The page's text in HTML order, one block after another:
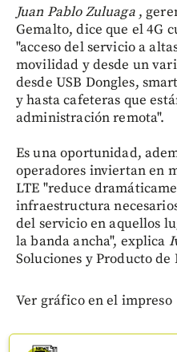
Juan Pablo Zuluaga,
Gemalto, dice que el 4G
"acceso del servicio a
movilidad y desde un
desde USB Dongles,
y hasta cafeteras que
administración remota".
Es una oportunidad,
operadores inviertan en
LTE "reduce
infraestructura
del servicio en aquellos
la banda ancha", explica
Soluciones y Producto de
Ver gráfico en el impreso